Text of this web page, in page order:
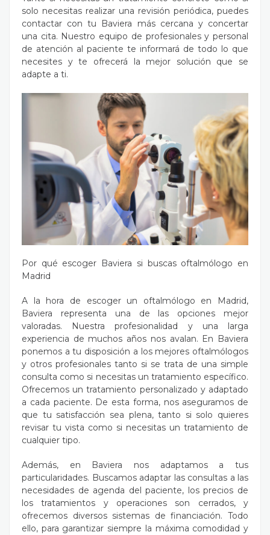
solo necesitas realizar una revisión periódica, puedes
contactar con tu Baviera más cercana y concertar
una cita. Nuestro equipo de profesionales y personal
de atención al paciente te informará de todo lo que
necesites y te ofrecerá la mejor solución que se
adapte a ti.
Por qué escoger Baviera si buscas oftalmólogo en
Madrid
A la hora de escoger un oftalmólogo en Madrid,
Baviera representa una de las opciones mejor
valoradas. Nuestra profesionalidad y una larga
experiencia de muchos años nos avalan. En Baviera
ponemos a tu disposición a los mejores oftalmólogos
y otros profesionales tanto si se trata de una simple
consulta como si necesitas un tratamiento específico.
Ofrecemos un tratamiento personalizado y adaptado
a cada paciente. De esta forma, nos aseguramos de
que tu satisfacción sea plena, tanto si solo quieres
revisar tu vista como si necesitas un tratamiento de
cualquier tipo.
Además, en Baviera nos adaptamos a tus
particularidades. Buscamos adaptar las consultas a las
necesidades de agenda del paciente, los precios de
los tratamientos y operaciones son cerrados, y
ofrecemos diversos sistemas de financiación. Todo
ello, para garantizar siempre la máxima comodidad y